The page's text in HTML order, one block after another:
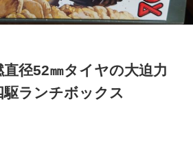
径52㎜タイヤの大迫力
ランチボックス